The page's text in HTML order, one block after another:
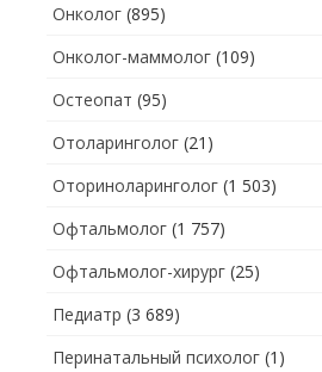
Онколог (895)
Онколог-маммолог (109)
Остеопат (95)
Отоларинголог (21)
Оториноларинголог (1 503)
Офтальмолог (1 757)
Офтальмолог-хирург (25)
Педиатр (3 689)
Перинатальный психолог (1)